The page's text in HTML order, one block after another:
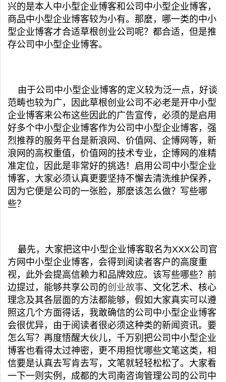
兴的是本人中小型企业博客和公司中小型企业博客，
商品中小型企业博客较为小有。那麼，哪一类的中小
型企业博客才合适草根创业公司呢？都合适，但是推
存公司中小型企业博客。
由于公司中小型企业博客的定义较为泛一点，好谈
范畴也较为广，因此草根创业公司不必老是开中小型
企业博客来公布这些因此的广告宣传，必须的是启用
好多个中小型企业博客作为公司中小型企业博客，强
烈推荐的服务平台是新浪网、价值网、企博网等，新
浪网的高权重值，价值网的技术专业，企博网的准精
准定位，因此是非常好的挑选！启用公司中小型企业
博客，大家必须认真更要坚持不懈去清洗维护保养，
因为它便是公司的一张脸，那麼该怎么做？写些哪
些？
最先，大家把这中小型企业博客取名为XXX公司官
方网中小型企业博客，会得到阅读者客户的高度重
视，此外会提高信赖力和品牌效应。该写些哪些？前
边提过，能够共享公司的创业故事、文化艺术、核心
理念及其各层面的方法都能够，假如大家真实可以遵
照这几个方面得话，我敢确信的公司中小型企业博客
会很优异，由于阅读者很必须这种类的新闻资讯。要
怎么写？再度悟醒大伙儿，千万别把公司中小型企业
博客也看得太过神密，更不用担忧哪些文笔这类，相
信要是认真去写肯去写，文笔就轻轻松松了。大家看
一下一则实例，成都的大司南咨询管理公司的公司中